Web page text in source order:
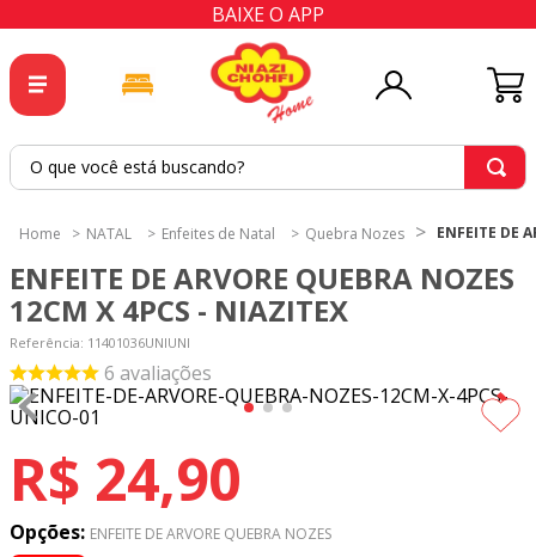
BAIXE O APP
O que você está buscando?
NATAL Enfeites de Natal Quebra Nozes ENFEITE DE
ENFEITE DE ARVORE QUEBRA NOZES
12CM X 4PCS - NIAZITEX
Referência: 11401036UNIUNI
6 avaliações
R$ 24,90
Opções: ENFEITE DE ARVORE QUEBRA NOZES
2º
tapete
cortina
4º
tapetes
5 º
tecido percal
6
tricoline digital
7º
percal
8º
tecido tricoline